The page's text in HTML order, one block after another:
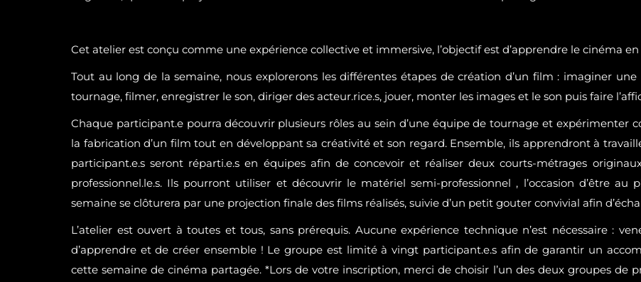
Cet atelier est conçu comme une expérience collective et immersive, l’objectif est d’apprendre le cinéma
Tout au long de la semaine, nous explorerons les différentes étapes de création d’un film : imaginer
tournage, filmer, enregistrer le son, diriger des acteur.rice.s, jouer, monter les images et le son puis faire
Chaque participant.e pourra découvrir plusieurs rôles au sein d’une équipe de tournage et expérimenter
la fabrication d’un film tout en développant sa créativité et son regard. Ensemble, ils apprendront à
participant.e.s seront réparti.e.s en équipes afin de concevoir et réaliser deux courts-métrages
professionnel.le.s. Ils pourront utiliser et découvrir le matériel semi-professionnel , l’occasion d’être
semaine se clôturera par une projection finale des films réalisés, suivie d’un petit gouter convivial afin
L’atelier est ouvert à toutes et tous, sans prérequis. Aucune expérience technique n’est nécessaire :
d’apprendre et de créer ensemble ! Le groupe est limité à vingt participant.e.s afin de garantir un
cette semaine de cinéma partagée. *Lors de votre inscription, merci de choisir l’un des deux groupes de